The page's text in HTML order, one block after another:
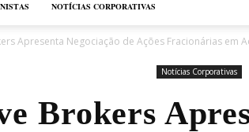
NOTÍCIAS CORPORATIVAS
Apresenta Negociação de Ações Fracionárias em
Notícias Corporativas
Brokers